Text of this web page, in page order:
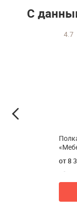
С
4.7
от 8